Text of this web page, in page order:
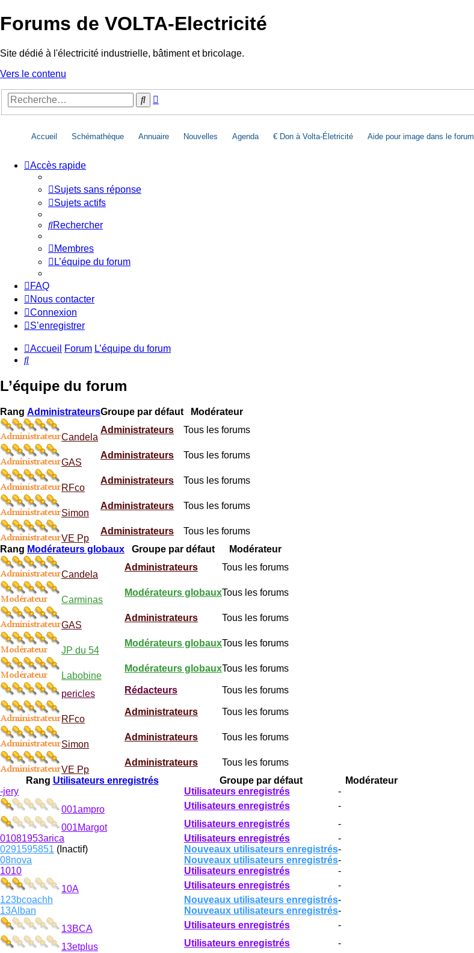
Forums de VOLTA-Electricité
Site dédié à l'électricité industrielle, bâtiment et bricolage.
Vers le contenu
Rechercher
Accueil Schémathèque Annuaire Nouvelles Agenda € Don à Volta-Életricité Aide pour image dans le forum
Accès rapide
Sujets sans réponse
Sujets actifs
Rechercher
Membres
L’équipe du forum
FAQ
Nous contacter
Connexion
S’enregistrer
Accueil Forum L’équipe du forum
Rechercher
L’équipe du forum
Rang AdministrateursGroupe par défaut Modérateur
Candela
Administrateurs Tous les forums
GAS
Administrateurs Tous les forums
RFco
Administrateurs Tous les forums
Simon
Administrateurs Tous les forums
VE Pp
Administrateurs
Tous les forums
Rang Modérateurs globaux Groupe par défaut Modérateur
Candela
Administrateurs Tous les forums
Carminas
Modérateurs globauxTous les forums
GAS
Administrateurs Tous les forums
JP du 54
Modérateurs globauxTous les forums
Labobine
Modérateurs globauxTous les forums
pericles Rédacteurs Tous les forums
RFco
Administrateurs Tous les forums
Simon
Administrateurs Tous les forums
VE Pp
Administrateurs
Tous les forums
Rang Utilisateurs enregistrés Groupe par défaut
Modérateur
-jery
Utilisateurs enregistrés
-
001ampro
Utilisateurs enregistrés -
001Margot Utilisateurs enregistrés
-
01081953arica
Utilisateurs enregistrés
-
0291595851 (Inactif) Nouveaux utilisateurs enregistrés-
08nova
Nouveaux utilisateurs enregistrés-
1010
Utilisateurs enregistrés
-
10A
Utilisateurs enregistrés
-
123bcoachh
Nouveaux utilisateurs enregistrés-
13Alban
Nouveaux utilisateurs enregistrés-
13BCA
Utilisateurs enregistrés -
13etplus Utilisateurs enregistrés -